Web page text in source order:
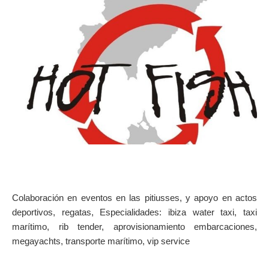
Colaboración en eventos en las pitiusses, y apoyo en actos
deportivos, regatas, Especialidades: ibiza water taxi, taxi
marítimo, rib tender, aprovisionamiento embarcaciones,
megayachts, transporte marítimo, vip service